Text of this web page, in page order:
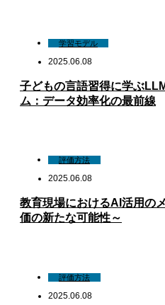
学習モデル
2025.06.08
子どもの言語習得に学ぶ
ム：データ効率化の最前線
評価方法
2025.06.08
教育現場におけるAI活用の
価の新たな可能性～
評価方法
2025.06.08